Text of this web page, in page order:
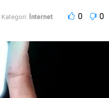
Kategori: İnternet 0 0